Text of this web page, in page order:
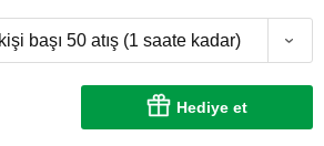
kişi başı 50 atış (1 saate kadar)
Hediye et